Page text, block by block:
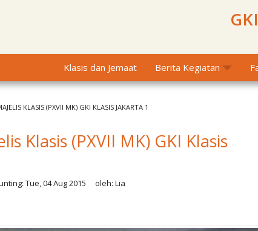
Klasis dan Jemaat Berita Kegiatan
KLASIS (PXVII MK) GKI KLASIS JAKARTA 1
Klasis (PXVII MK) GKI Klasis
Tue, 04 Aug 2015 oleh: Lia